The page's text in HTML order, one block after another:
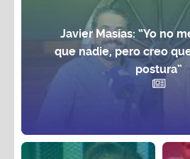
Javier Masías: “Yo no
que nadie, pero creo
postura”